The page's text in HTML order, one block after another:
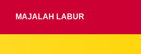
MAJALAH LABUR